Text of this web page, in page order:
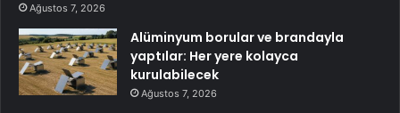
Ağustos 7, 2026
Alüminyum borular ve brandayla
yaptılar: Her yere kolayca
kurulabilecek
Ağustos 7, 2026